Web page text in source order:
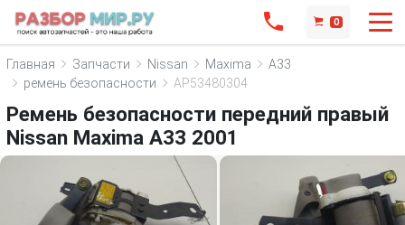
0
Главная Запчасти Nissan Maxima
A33
ремень безопасности
AP53480304
Ремень безопасности передний правый
Nissan Maxima A33 2001